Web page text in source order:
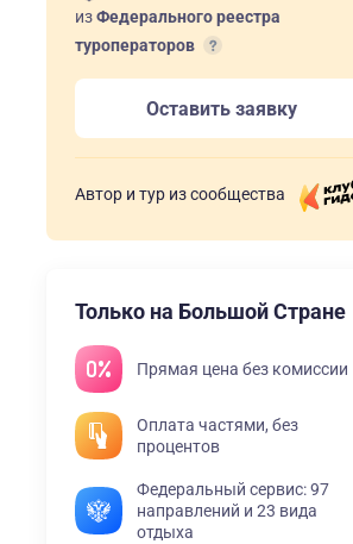
изФедерального реестра
туроператоров
Оставить заявку
Автор и тур из сообщества
Только на Большой Стране
Прямая цена без комиссии
Оплата частями, без
процентов
Федеральный сервис: 97
направлений и 23 вида
отдыха